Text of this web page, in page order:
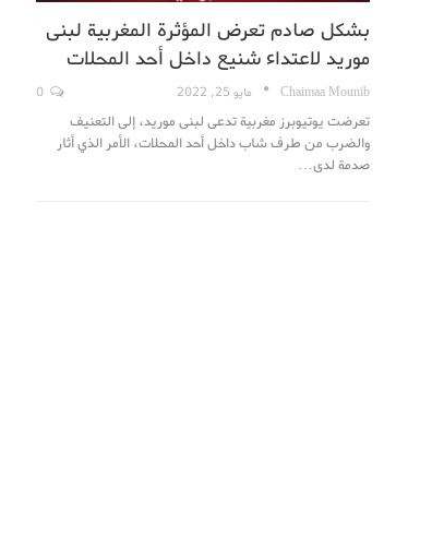
بشكل صادم تعرض المؤثرة المغربية لبنى
موريد لاعتداء شنيع داخل أحد المحلات
Chaimaa Mounib مايو 25, 2022
تعرضت يوتيوبرز مغربية تدعى لبنى موريد، إلى التعنيف
والضرب من طرف شاب داخل أحد المحلات، الأمر الذي أثار
صدمة لدى…